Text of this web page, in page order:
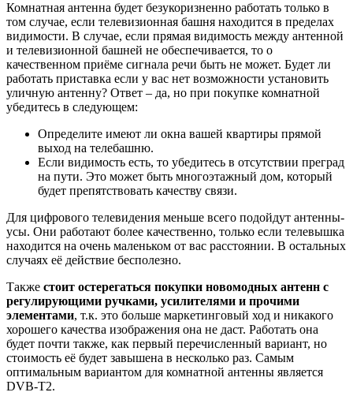
Комнатная антенна будет безукоризненно работать только в
том случае, если телевизионная башня находится в пределах
видимости. В случае, если прямая видимость между антенной
и телевизионной башней не обеспечивается, то о
качественном приёме сигнала речи быть не может. Будет ли
работать приставка если у вас нет возможности установить
уличную антенну? Ответ – да, но при покупке комнатной
убедитесь в следующем:
Определите имеют ли окна вашей квартиры прямой
выход на телебашню.
Если видимость есть, то убедитесь в отсутствии преград
на пути. Это может быть многоэтажный дом, который
будет препятствовать качеству связи.
Для цифрового телевидения меньше всего подойдут антенны-
усы. Они работают более качественно, только если телевышка
находится на очень маленьком от вас расстоянии. В остальных
случаях её действие бесполезно.
Также стоит остерегаться покупки новомодных антенн с
регулирующими ручками, усилителями и прочими
элементами, т.к. это больше маркетинговый ход и никакого
хорошего качества изображения она не даст. Работать она
будет почти также, как первый перечисленный вариант, но
стоимость её будет завышена в несколько раз. Самым
оптимальным вариантом для комнатной антенны является
DVB-T2.